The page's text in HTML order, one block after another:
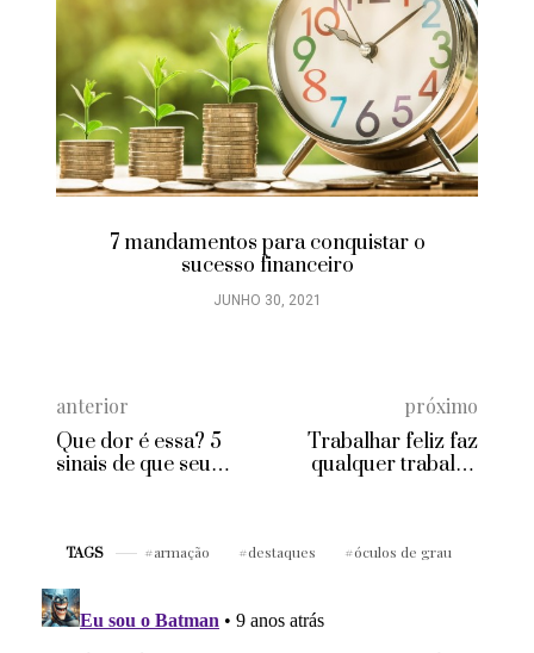
Escuta ativa: aprenda como captar o que
as pessoas estão dizendo e melhore sua
comunicação
anterior
Que dor é essa? 5
sinais de que seu
próximo
Trabalhar feliz faz
qualquer trabalho
TAGS armação destaques óculos de grau